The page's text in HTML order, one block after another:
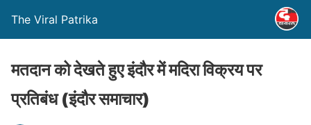
The Viral Patrika
मतदान को देखते हुए इंदौर में मदिरा विक्रय पर
प्रतिबंध (इंदौर समाचार)